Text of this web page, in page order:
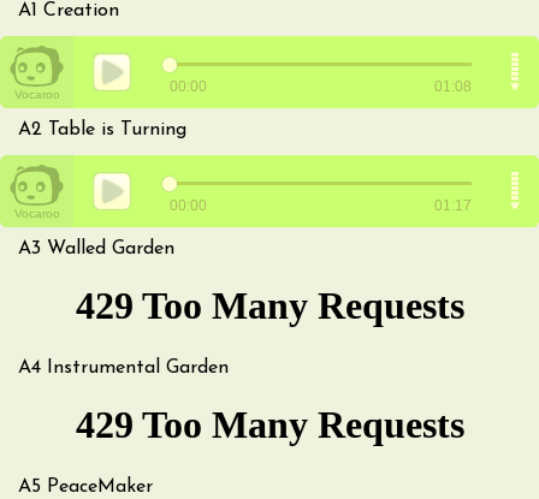
A1 Creation
A2 Table is Turning
A3 Walled Garden
A4 Instrumental Garden
A5 PeaceMaker